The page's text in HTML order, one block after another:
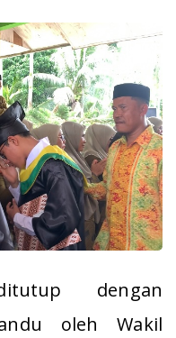
dengan
oleh Wakil